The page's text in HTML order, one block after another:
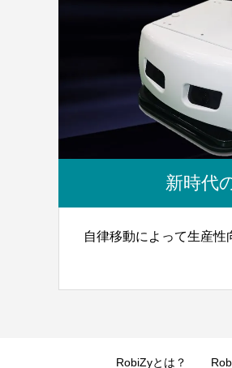
新時代
自律移動によって生産性
RobiZyとは？